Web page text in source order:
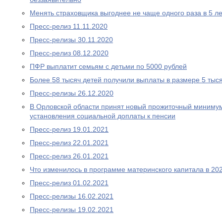
Менять страховщика выгоднее не чаще одного раза в 5
Пресс-релиз 11.11.2020
Пресс-релизы 30.11.2020
Пресс-релиз 08.12.2020
ПФР выплатит семьям с детьми по 5000 рублей
Более 58 тысяч детей получили выплаты в размере 5
Пресс-релизы 26.12.2020
В Орловской области принят новый прожиточный
установления социальной доплаты к пенсии
Пресс-релиз 19.01.2021
Пресс-релиз 22.01.2021
Пресс-релиз 26.01.2021
Что изменилось в программе материнского капитала в
Пресс-релиз 01.02.2021
Пресс-релизы 16.02.2021
Пресс-релизы 19.02.2021